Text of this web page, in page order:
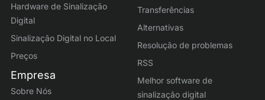
Hardware de Sinalização
Digital
Sinalização Digital no Local
Preços
Empresa
Sobre Nós
Transferências
Alternativas
Resolução de problemas
RSS
Melhor software de
sinalização digital